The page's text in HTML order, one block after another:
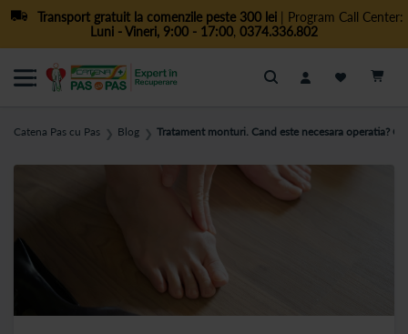
Transport gratuit la comenzile peste 300 lei| Program Call Center:
Luni - Vineri, 9:00 - 17:00, 0374.336.802
Cautare
Catena Pas cu Pas ❯ Blog ❯ Tratament monturi. Cand este necesara operatia?